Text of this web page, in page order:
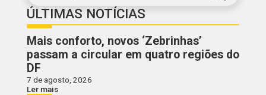
ÚLTIMAS NOTÍCIAS
Mais conforto, novos ‘Zebrinhas’
passam a circular em quatro regiões do
DF
7 de agosto, 2026
Ler mais